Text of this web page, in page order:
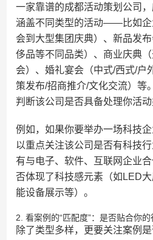
一家靠谱的成都活动策划公司，
涵盖不同类型的活动——比如企
会到大型集团庆典）、新品发
侈品等不同品类）、商业庆典
会）、婚礼宴会（中式/西式/户
策发布/招商推介/文化交流）等
判断该公司是否具备处理你活动
例如，如果你要举办一场科技
以重点关注该公司是否有科技
有与电子、软件、互联网企业
否体现了科技感元素（如LED
能设备展示等）。
2. 看案例的“匹配度”：是否贴合你
除了类型多样，更要关注案例